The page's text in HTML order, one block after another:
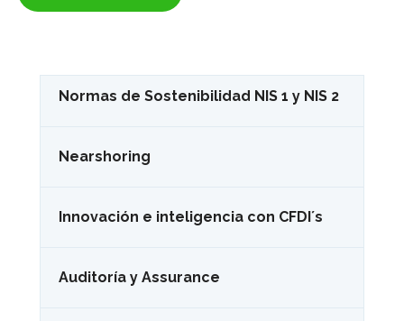
Normas de Sostenibilidad NIS 1 y NIS 2
Nearshoring
Innovación e inteligencia con CFDI´s
Auditoría y Assurance